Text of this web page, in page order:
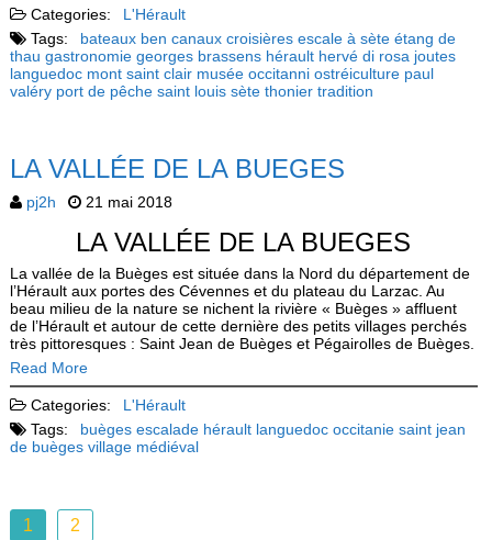
Categories:
L'Hérault
Tags:
bateaux ben canaux croisières escale à sète étang de
thau gastronomie georges brassens hérault hervé di rosa joutes
languedoc mont saint clair musée occitanni ostréiculture paul
valéry port de pêche saint louis sète thonier tradition
LA VALLÉE DE LA BUEGES
pj2h 21 mai 2018
LA VALLÉE DE LA BUEGES
La vallée de la Buèges est située dans la Nord du département de
l’Hérault aux portes des Cévennes et du plateau du Larzac. Au
beau milieu de la nature se nichent la rivière « Buèges » affluent
de l’Hérault et autour de cette dernière des petits villages perchés
très pittoresques : Saint Jean de Buèges et Pégairolles de Buèges.
Read More
Categories:
L'Hérault
Tags:
buèges escalade hérault languedoc occitanie saint jean
de buèges village médiéval
1 2